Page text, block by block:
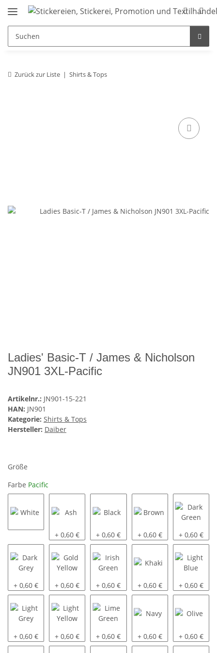
Zurück zur Liste Shirts & Tops
Ladies' Basic-T / James & Nicholson
JN901 3XL-Pacific
Artikelnr.: JN901-15-221
HAN: JN901
Kategorie: Shirts & Tops
Hersteller: Daiber
Größe
Farbe Pacific
Ash
+ 0,60 € Black
+ 0,60 € Brown
+ 0,60 € Dark Green
+ 0,60 €
Dark Grey
+ 0,60 € Gold Yellow
+ 0,60 € Irish Green
+ 0,60 € Khaki
+ 0,60 € Light Blue
+ 0,60 €
Light Grey
+ 0,60 € Light Yellow
+ 0,60 € Lime Green
+ 0,60 € Navy
+ 0,60 € Olive
+ 0,60 €